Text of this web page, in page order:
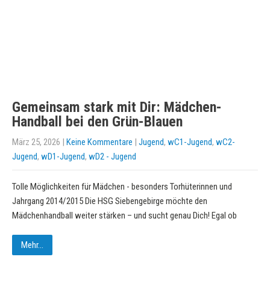
Gemeinsam stark mit Dir: Mädchen-
Handball bei den Grün-Blauen
März 25, 2026 | Keine Kommentare | Jugend, wC1-Jugend, wC2-
Jugend, wD1-Jugend, wD2 - Jugend
Tolle Möglichkeiten für Mädchen - besonders Torhüterinnen und
Jahrgang 2014/2015 Die HSG Siebengebirge möchte den
Mädchenhandball weiter stärken – und sucht genau Dich! Egal ob
Mehr...